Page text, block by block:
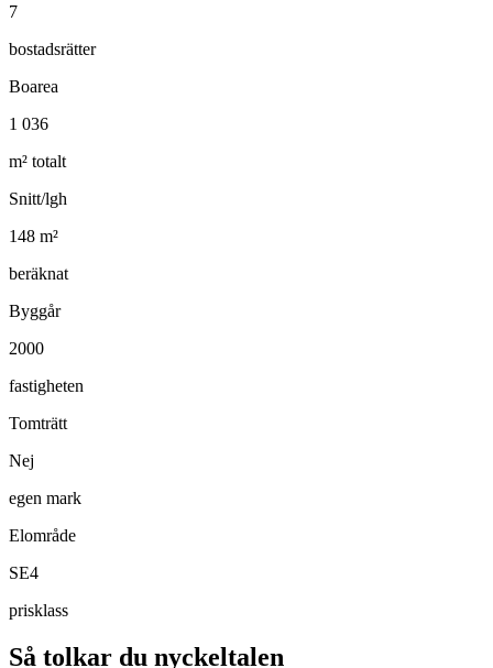
7
bostadsrätter
Boarea
1 036
m² totalt
Snitt/lgh
148 m²
beräknat
Byggår
2000
fastigheten
Tomträtt
Nej
egen mark
Elområde
SE4
prisklass
Så tolkar du nyckeltalen